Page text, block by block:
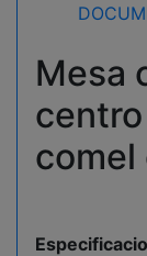
Mesa
comel